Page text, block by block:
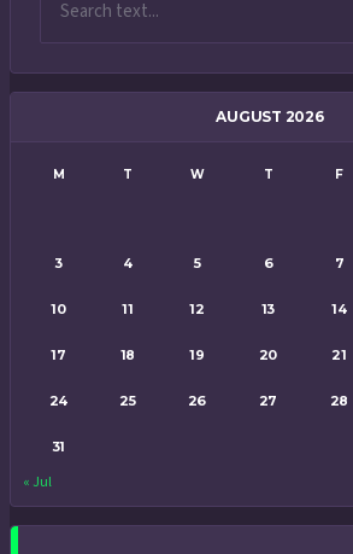
AUGUST 2026
M T W T F
3 4 5 6 7
10 11 12 13 14
17 18 19 20 21
24 25 26 27 28
31
« Jul